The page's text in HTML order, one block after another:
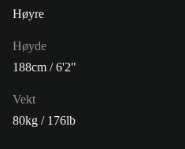
Høyre
Høyde
188cm / 6'2"
Vekt
80kg / 176lb